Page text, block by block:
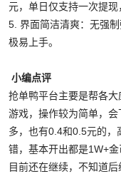
元，单日仅支持一次提现
5. 界面简洁清爽：无强
极易上手。
小编点评
抢单鸭平台主要是帮各
游戏，操作较为简单，
多，也有0.4和0.5元的，
错，基本开出都是1W+
目前还在继续，不知道后